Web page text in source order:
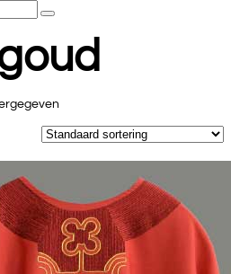
Verzenden